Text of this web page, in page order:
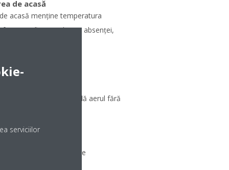
de acasă
acasă menține temperatura
specificat pe durata absenţei,
un ventilator care suflă aerul fără
numărul dat de viteze ale
serviciilor